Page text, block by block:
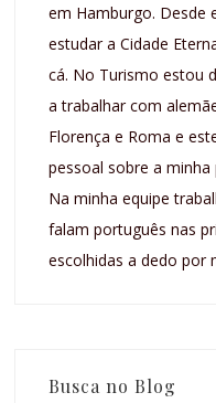
em Hamburgo. Desde
estudar a Cidade
cá. No Turismo estou
a trabalhar com
Florença e Roma e
pessoal sobre a minha
Na minha equipe
falam português nas
escolhidas a dedo por
Busca no Blog